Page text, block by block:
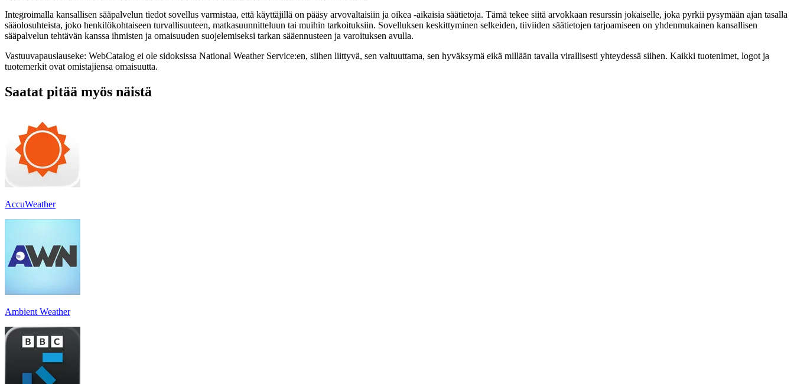
Integroimalla kansallisen sääpalvelun tiedot sovellus varmistaa, että käyttäjillä on pääsy arvovaltaisiin ja oikea -aikaisia ​​säätietoja. Tämä tekee siitä arvokkaan resurssin jokaiselle, joka pyrkii pysymään ajan tasalla
sääolosuhteista, joko henkilökohtaiseen turvallisuuteen, matkasuunnitteluun tai muihin tarkoituksiin. Sovelluksen keskittyminen selkeiden, tiiviiden säätietojen tarjoamiseen on yhdenmukainen kansallisen
sääpalvelun tehtävän kanssa ihmisten ja omaisuuden suojelemiseksi tarkan sääennusteen ja varoituksen avulla.
Vastuuvapauslauseke: WebCatalog ei ole sidoksissa National Weather Service:en, siihen liittyvä, sen valtuuttama, sen hyväksymä eikä millään tavalla virallisesti yhteydessä siihen. Kaikki tuotenimet, logot ja
tuotemerkit ovat omistajiensa omaisuutta.
Saatat pitää myös näistä
AccuWeather
Ambient Weather